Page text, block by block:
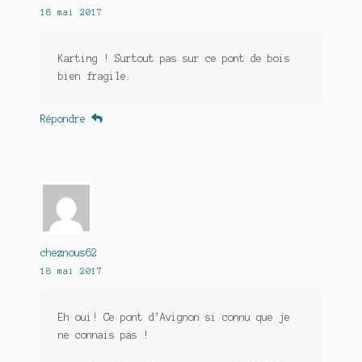
18 mai 2017
Karting ! Surtout pas sur ce pont de bois
bien fragile.
Répondre
cheznous62
18 mai 2017
Eh oui! Ce pont d’Avignon si connu que je
ne connais pas !